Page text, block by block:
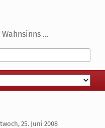
...
25. Juni 2008